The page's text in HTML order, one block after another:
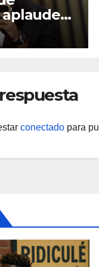
aplauden
se ría
conectado para